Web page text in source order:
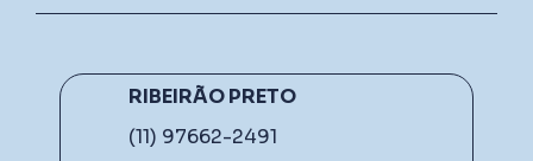
RIBEIRÃO PRETO
(11) 97662-2491